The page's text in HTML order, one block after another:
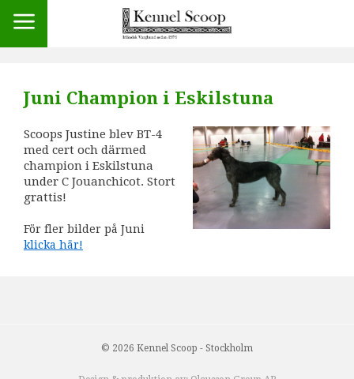
Juni Champion i Eskilstuna
Scoops Justine blev BT-4
med cert och därmed
champion i Eskilstuna
under C Jouanchicot. Stort
grattis!
För fler bilder på Juni
klicka här!
© 2026 Kennel Scoop - Stockholm